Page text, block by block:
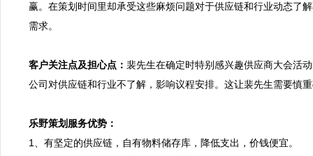
赢。在策划时间里却承受这些麻烦问题对于供应链和行业动态了
需求。
客户关注点及担心点： 裴先生在确定时特别感兴趣供应商大会活
公司对供应链和行业不了解，影响议程安排。这让裴先生需要慎
乐野策划服务优势：
1、有坚定的供应链，自有物料储存库，降低支出，价钱便宜。